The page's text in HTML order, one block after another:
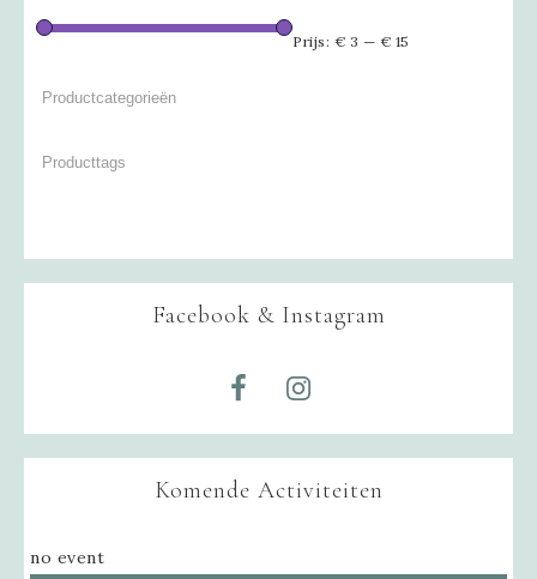
Prijs: € 3 — € 15
Facebook & Instagram
Komende Activiteiten
no event